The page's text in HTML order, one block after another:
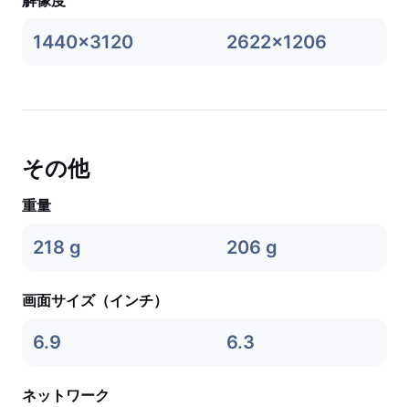
1440x3120 2622x1206
その他
重量
218 g 206 g
画面サイズ（インチ）
6.9 6.3
ネットワーク